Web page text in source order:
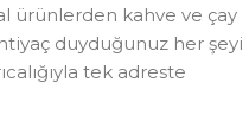
ürünlerden kahve ve çay
duyduğunuz her şeyi
tek adreste